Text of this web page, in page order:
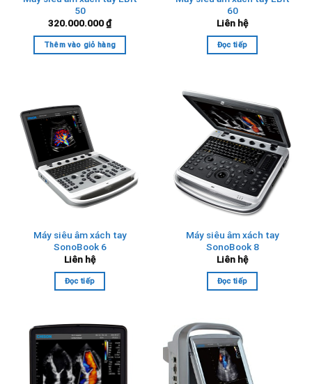
50
320.000.000₫
Thêm vào giỏ hàng
60
Liên hệ
Đọc tiếp
Máy siêu âm xách tay
SonoBook 6
Liên hệ
Đọc tiếp
Máy siêu âm xách tay
SonoBook 8
Liên hệ
Đọc tiếp